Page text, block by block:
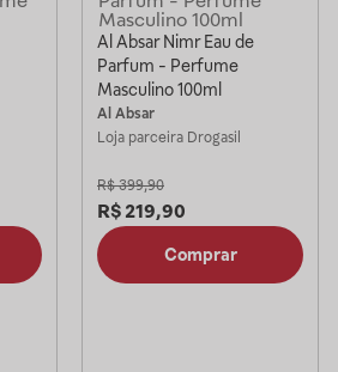
Al Absar Nimr Eau de
Parfum - Perfume
Masculino 100ml
Al Absar
Loja parceira Drogasil
R$ 399,90
R$ 219,90
Comprar